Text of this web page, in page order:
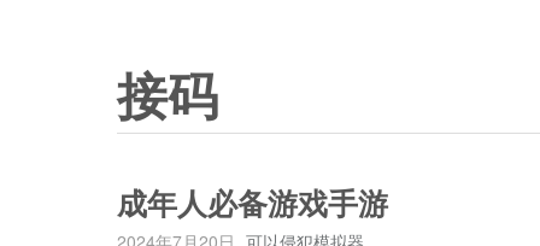
接码
成年人必备游戏手游
2024年7月20日 可以侵犯模拟器